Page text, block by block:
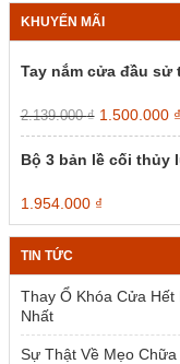
KHUYẾN MÃI
Tay nắm cửa đầu sử
2.139.000₫ Giá
gốc
là:
2.139.000
1.500.000 ₫
Bộ 3 bản lề cối thủy
Giá
gốc
là:
2.385.000 ₫.
1.954.000 ₫Giá
hiện
tại
1.954.000
TIN TỨC
Thay Ổ Khóa Cửa Hết
Nhất
Sự Thật Về Mẹo